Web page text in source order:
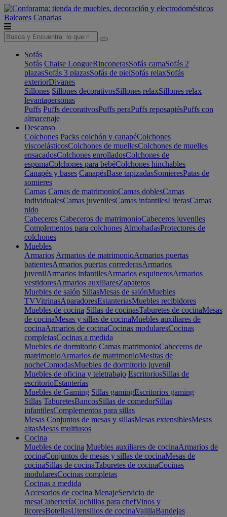
Baleares Canarias
Sofás
Sofás Chaise LongueRinconerasSofás camaSofás 2
plazasSofás 3 plazasSofás de pielSofás relaxSofás
exteriorDivanes
Sillones Sillones decorativosSillones relaxSillones relax
levantapersonas
Puffs Puffs decorativosPuffs peraPuffs reposapiésPuffs con
almacenaje
Descanso
Colchones Packs colchón y canapéColchones
viscoelásticosColchones de muellesColchones de muelles
ensacadosColchones enrolladosColchones de
espumaColchones para bebéColchones hinchables
Canapés y bases CanapésBase tapizadasSomieresPatas de
somieres
Camas Camas de matrimonioCamas doblesCamas
individualesCamas juvenilesCamas infantilesLiterasCamas
nido
Cabeceros Cabeceros de matrimonioCabeceros juveniles
Complementos para colchones AlmohadasProtectores de
colchones
Muebles
Armarios Armarios de matrimonioArmarios puertas
batientesArmarios puertas correderasArmarios
juvenilArmarios infantilesArmarios esquinerosArmarios
vestidoresArmarios auxiliaresZapateros
Muebles de salón SillasMesas de salónMuebles
TVVitrinasAparadoresEstanteriasMuebles recibidores
Muebles de cocina Sillas de cocinasTaburetes de cocinaMesas
de cocinaMesas y sillas de cocinaMuebles auxiliares de
cocinaArmarios de cocinaCocinas modularesCocinas
completasCocinas a medida
Muebles de dormitorio Camas matrimonioCabeceros de
matrimonioArmarios de matrimonioMesitas de
nocheComodasMuebles de dormitorio juvenil
Muebles de oficina y teletrabajo EscritoriosSillas de
escritorioEstanterías
Muebles de Gaming Sillas gamingEscritorios gaming
Sillas TaburetesBancosSillas de comedorSillas
infantilesComplementos para sillas
Mesas Conjuntos de mesas y sillasMesas extensiblesMesas
altasMesas multiusos
Cocina
Muebles de cocina Muebles auxiliares de cocinaArmarios de
cocinaConjuntos de mesas y sillas de cocinaMesas de
cocinaSillas de cocinaTaburetes de cocinaCocinas
modularesCocinas completas
Cocinas a medida
Accesorios de cocina MenajeServicio de
mesaCuberteríaCuchillos para chefVinos y
licoresBotellasUtensilios de cocinaVajillaBandejas